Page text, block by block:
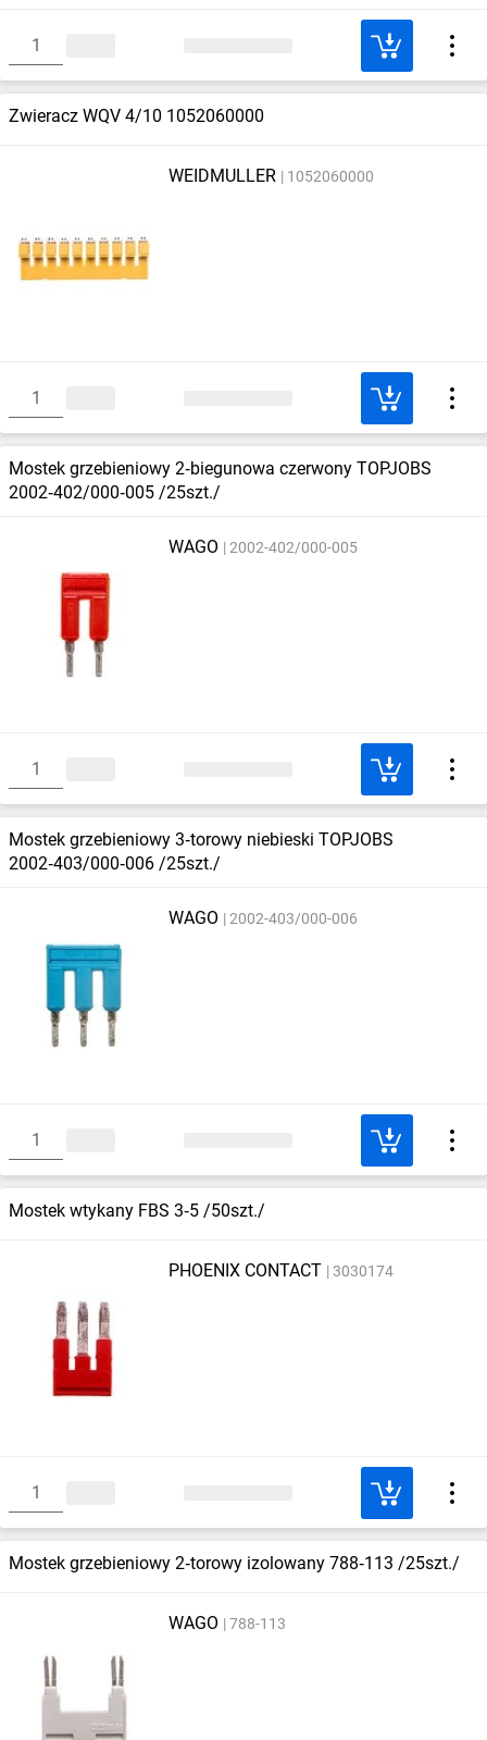
Zwieracz WQV 4/10 1052060000
WEIDMULLER 1052060000
Mostek grzebieniowy 2‑biegunowa czerwony TOPJOBS
2002‑402/000‑005 /25szt./
WAGO 2002-402/000-005
Mostek grzebieniowy 3‑torowy niebieski TOPJOBS
2002‑403/000‑006 /25szt./
WAGO 2002-403/000-006
Mostek wtykany FBS 3‑5 /50szt./
PHOENIX CONTACT 3030174
Mostek grzebieniowy 2‑torowy izolowany 788‑113 /25szt./
WAGO 788-113